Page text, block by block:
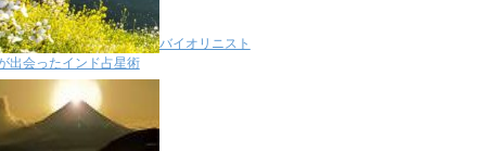
バイオリニスト
出会ったインド占星術